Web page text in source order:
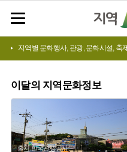
지역별 문화행사, 관광, 문화시설, 축
이달의 지역문화정보
출처:한국관광공사